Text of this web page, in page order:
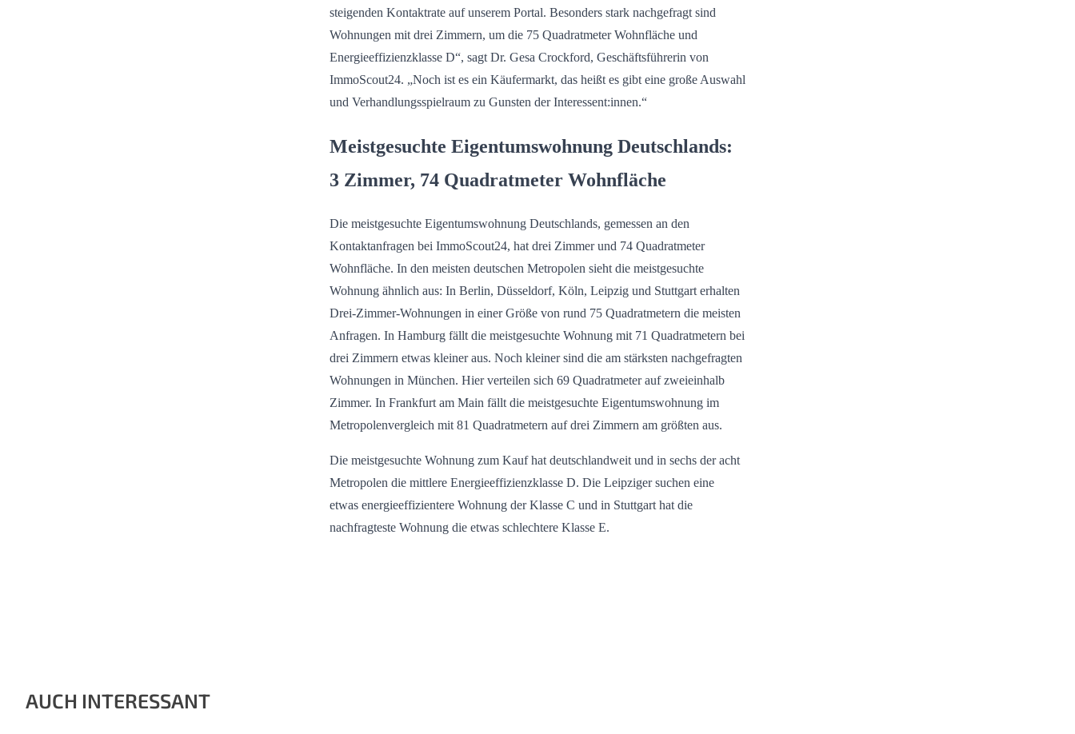
steigenden Kontaktrate auf unserem Portal. Besonders stark nachgefragt sind
Wohnungen mit drei Zimmern, um die 75 Quadratmeter Wohnfläche und
Energieeffizienzklasse D“, sagt Dr. Gesa Crockford, Geschäftsführerin von
ImmoScout24. „Noch ist es ein Käufermarkt, das heißt es gibt eine große Auswahl
und Verhandlungsspielraum zu Gunsten der Interessent:innen.“
Meistgesuchte Eigentumswohnung Deutschlands:
3 Zimmer, 74 Quadratmeter Wohnfläche
Die meistgesuchte Eigentumswohnung Deutschlands, gemessen an den
Kontaktanfragen bei ImmoScout24, hat drei Zimmer und 74 Quadratmeter
Wohnfläche. In den meisten deutschen Metropolen sieht die meistgesuchte
Wohnung ähnlich aus: In Berlin, Düsseldorf, Köln, Leipzig und Stuttgart erhalten
Drei-Zimmer-Wohnungen in einer Größe von rund 75 Quadratmetern die meisten
Anfragen. In Hamburg fällt die meistgesuchte Wohnung mit 71 Quadratmetern bei
drei Zimmern etwas kleiner aus. Noch kleiner sind die am stärksten nachgefragten
Wohnungen in München. Hier verteilen sich 69 Quadratmeter auf zweieinhalb
Zimmer. In Frankfurt am Main fällt die meistgesuchte Eigentumswohnung im
Metropolenvergleich mit 81 Quadratmetern auf drei Zimmern am größten aus.
Die meistgesuchte Wohnung zum Kauf hat deutschlandweit und in sechs der acht
Metropolen die mittlere Energieeffizienzklasse D. Die Leipziger suchen eine
etwas energieeffizientere Wohnung der Klasse C und in Stuttgart hat die
nachfragteste Wohnung die etwas schlechtere Klasse E.
AUCH INTERESSANT